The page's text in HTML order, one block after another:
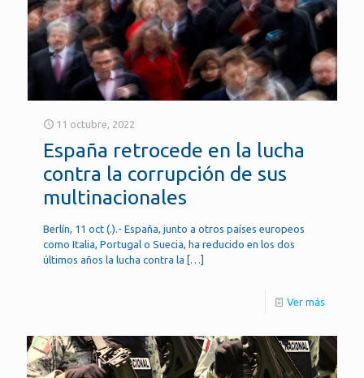
11 octubre, 2022
España retrocede en la lucha
contra la corrupción de sus
multinacionales
Berlín, 11 oct (.).- España, junto a otros países europeos
como Italia, Portugal o Suecia, ha reducido en los dos
últimos años la lucha contra la […]
Ver más